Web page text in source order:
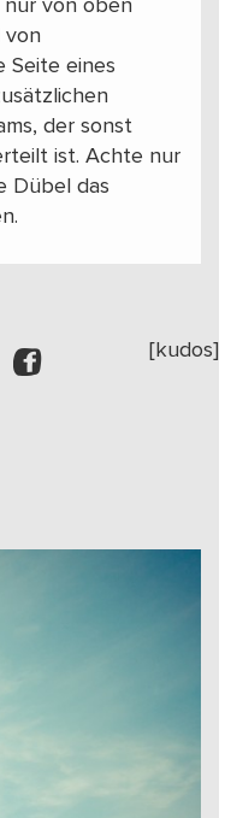
nur von oben
von
Seite eines
der sonst
ist. Achte nur
Dübel das
[kudos]